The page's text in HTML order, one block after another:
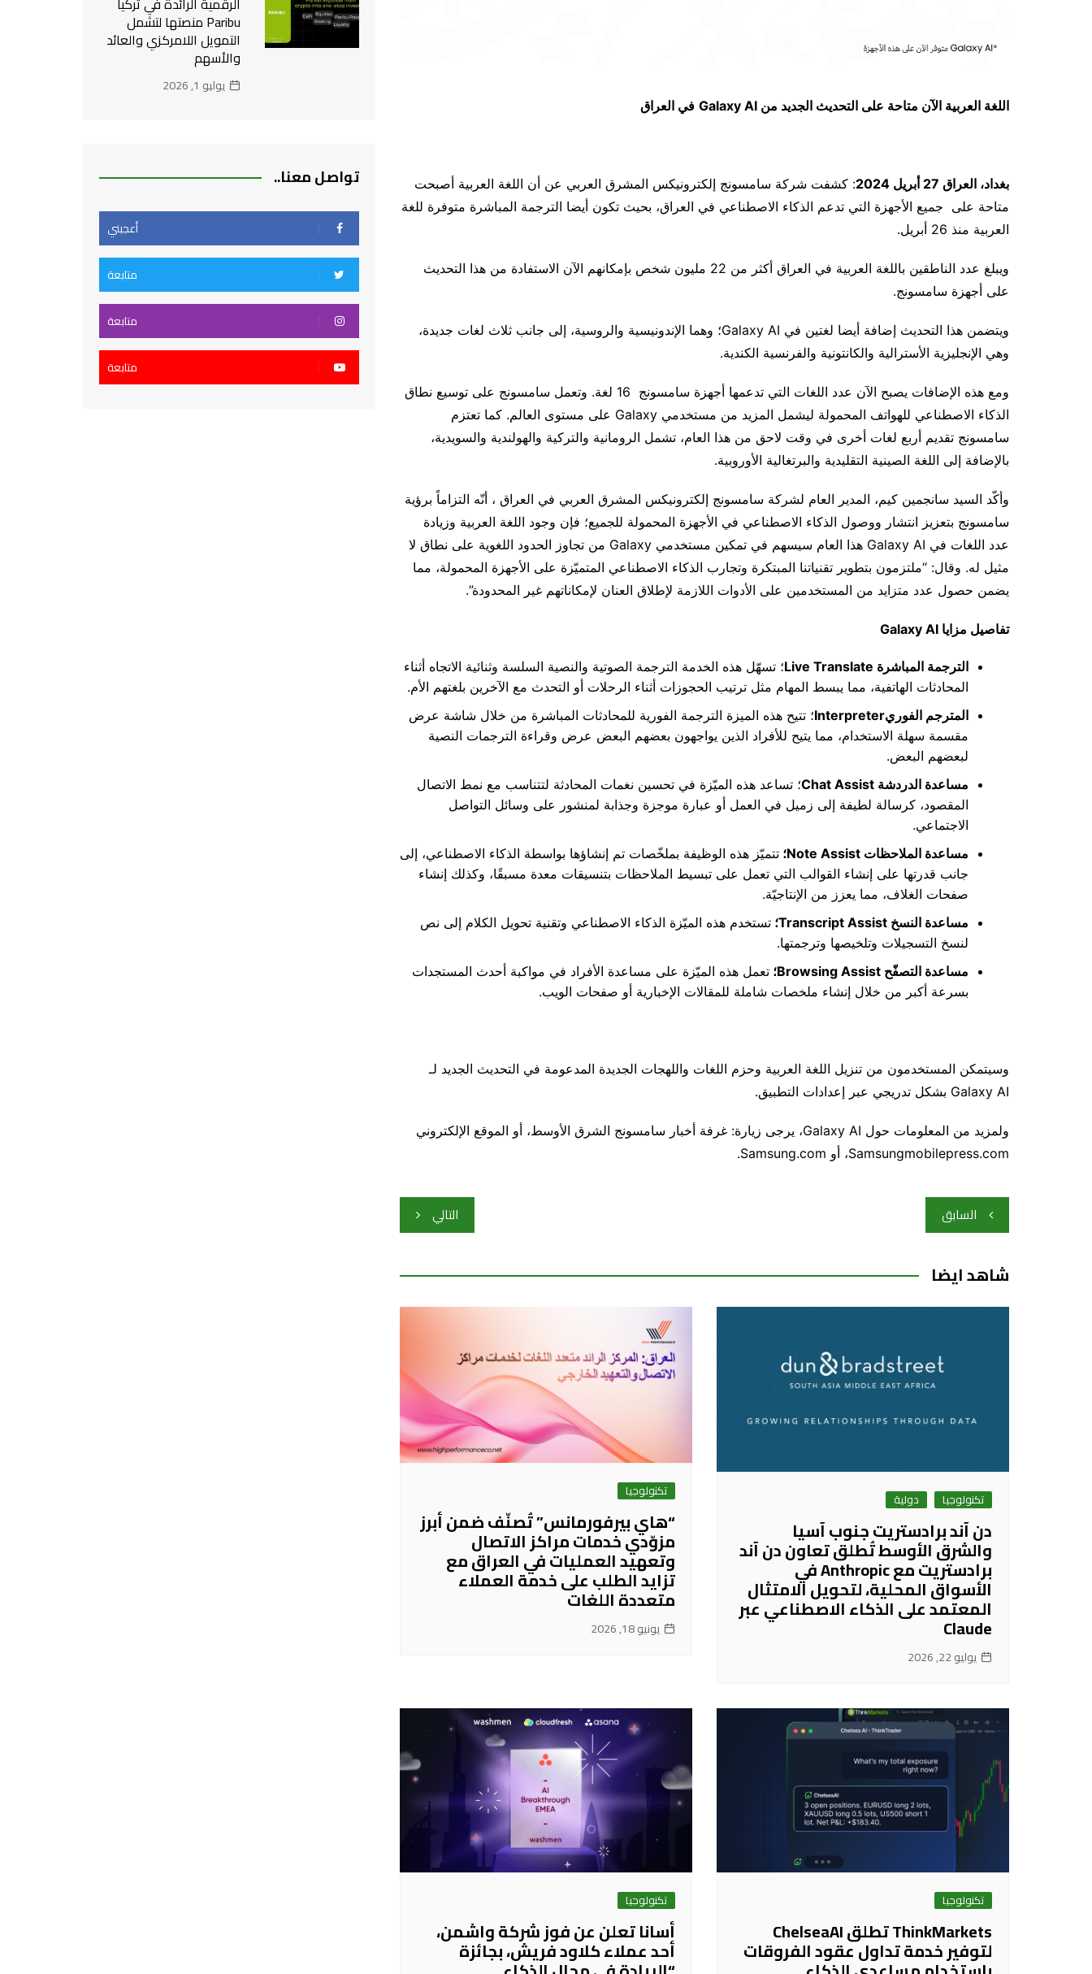
اللغة العربية الآن متاحة على التحديث الجديد من Galaxy AI في العراق
بغداد، العراق 27 أبريل 2024
: كشفت شركة سامسونج إلكترونيكس المشرق العربي عن أن اللغة العربية أصبحت
متاحة على جميع الأجهزة التي تدعم الذكاء الاصطناعي في العراق، بحيث تكون أيضا الترجمة المباشرة متوفرة للغة
العربية منذ 26 أبريل.
ويبلغ عدد الناطقين باللغة العربية في العراق أكثر من 22 مليون شخص بإمكانهم الآن الاستفادة من هذا التحديث
على أجهزة سامسونج.
ويتضمن هذا التحديث إضافة أيضا لغتين في Galaxy AI؛ وهما الإندونيسية والروسية، إلى جانب ثلاث لغات جديدة،
وهي الإنجليزية الأسترالية والكانتونية والفرنسية الكندية.
ومع هذه الإضافات يصبح الآن عدد اللغات التي تدعمها أجهزة سامسونج 16 لغة. وتعمل سامسونج على توسيع نطاق
الذكاء الاصطناعي للهواتف المحمولة ليشمل المزيد من مستخدمي Galaxy على مستوى العالم. كما تعتزم
سامسونج تقديم أربع لغات أخرى في وقت لاحق من هذا العام، تشمل الرومانية والتركية والهولندية والسويدية،
بالإضافة إلى اللغة الصينية التقليدية والبرتغالية الأوروبية.
وأكّد السيد سانجمين كيم، المدير العام لشركة سامسونج إلكترونيكس المشرق العربي في العراق ، أنّه التزاماً برؤية
سامسونج بتعزيز انتشار ووصول الذكاء الاصطناعي في الأجهزة المحمولة للجميع؛ فإن وجود اللغة العربية وزيادة
عدد اللغات في Galaxy AI هذا العام سيسهم في تمكين مستخدمي Galaxy من تجاوز الحدود اللغوية على نطاق لا
مثيل له. وقال: “ملتزمون بتطوير تقنياتنا المبتكرة وتجارب الذكاء الاصطناعي المتميّزة على الأجهزة المحمولة، مما
يضمن حصول عدد متزايد من المستخدمين على الأدوات اللازمة لإطلاق العنان لإمكاناتهم غير المحدودة”.
تفاصيل مزايا Galaxy AI
الترجمة المباشرة Live Translate؛ تسهّل هذه الخدمة الترجمة الصوتية والنصية السلسة وثنائية الاتجاه أثناء
المحادثات الهاتفية، مما يبسط المهام مثل ترتيب الحجوزات أثناء الرحلات أو التحدث مع الآخرين بلغتهم الأم.
المترجم الفوريInterpreter؛ تتيح هذه الميزة الترجمة الفورية للمحادثات المباشرة من خلال شاشة عرض
مقسمة سهلة الاستخدام، مما يتيح للأفراد الذين يواجهون بعضهم البعض عرض وقراءة الترجمات النصية
لبعضهم البعض.
مساعدة الدردشة Chat Assist؛ تساعد هذه الميّزة في تحسين نغمات المحادثة لتتناسب مع نمط الاتصال
المقصود، كرسالة لطيفة إلى زميل في العمل أو عبارة موجزة وجذابة لمنشور على وسائل التواصل
الاجتماعي.
مساعدة الملاحظات Note Assist؛ تتميّز هذه الوظيفة بملخّصات تم إنشاؤها بواسطة الذكاء الاصطناعي، إلى
جانب قدرتها على إنشاء القوالب التي تعمل على تبسيط الملاحظات بتنسيقات معدة مسبقًا، وكذلك إنشاء
صفحات الغلاف، مما يعزز من الإنتاجيّة.
مساعدة النسخ Transcript Assist؛ تستخدم هذه الميّزة الذكاء الاصطناعي وتقنية تحويل الكلام إلى نص
لنسخ التسجيلات وتلخيصها وترجمتها.
مساعدة التصفّح Browsing Assist؛ تعمل هذه الميّزة على مساعدة الأفراد في مواكبة أحدث المستجدات
بسرعة أكبر من خلال إنشاء ملخصات شاملة للمقالات الإخبارية أو صفحات الويب.
وسيتمكن المستخدمون من تنزيل اللغة العربية وحزم اللغات واللهجات الجديدة المدعومة في التحديث الجديد لـ
Galaxy AI بشكل تدريجي عبر إعدادات التطبيق.
ولمزيد من المعلومات حول Galaxy AI، يرجى زيارة: غرفة أخبار سامسونج الشرق الأوسط، أو الموقع الإلكتروني
Samsungmobilepress.com، أو Samsung.com.
تصفّح
المقالات
السابق التالي
شاهد ايضا
تكنولوجيا دولية
دن آند برادستريت جنوب آسيا
والشرق الأوسط تُطلق تعاون دن آند
برادستريت مع Anthropic في
الأسواق المحلية، لتحويل الامتثال
المعتمد على الذكاء الاصطناعي عبر
Claude
يوليو 22, 2026
تكنولوجيا
“هاي بيرفورمانس” تُصنّف ضمن أبرز
مزوّدي خدمات مراكز الاتصال
وتعهيد العمليات في العراق مع
تزايد الطلب على خدمة العملاء
متعددة اللغات
يونيو 18, 2026
تكنولوجيا
ThinkMarkets تطلق ChelseaAI
لتوفير خدمة تداول عقود الفروقات
تكنولوجيا
أسانا تعلن عن فوز شركة واشمن،
أحد عملاء كلاود فريش، بجائزة
Paribu منصتها لتشمل
التمويل اللامركزي والعائد
والأسهم
يوليو 1, 2026
تواصل معنا..
أعجبني
متابعة
متابعة
متابعة